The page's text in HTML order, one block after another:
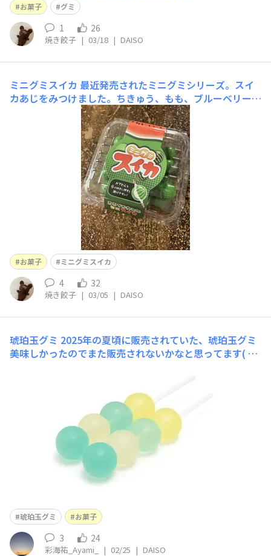
お菓子 グミ
1 26
焼き餃子 | 03/18 | DAISO
ミニグミスイカ 最近発売されたミニグミシリーズ。スイ
カあじをみつけました。ちきゅう、もも、ブルーベリーを
食べました。おいしかったです。すいかはどうかな？おい
お菓子 ミニグミスイカ
4 32
焼き餃子 | 03/05 | DAISO
琥珀玉グミ 2025年の夏頃に販売されていた、琥珀玉グミ
美味しかったのでまた販売されないかなと思ってます( *
琥珀玉グミ お菓子
3 24
彩海祐_Ayami_ | 02/25 | DAISO